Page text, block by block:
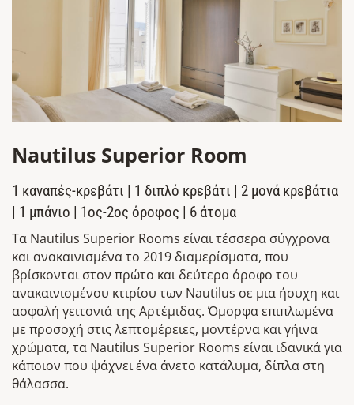
Nautilus Superior Room
1 καναπές-κρεβάτι | 1 διπλό κρεβάτι | 2 μονά κρεβάτια
| 1 μπάνιο | 1ος-2ος όροφος | 6 άτομα
Τα Nautilus Superior Rooms είναι τέσσερα σύγχρονα
και ανακαινισμένα το 2019 διαμερίσματα, που
βρίσκονται στον πρώτο και δεύτερο όροφο του
ανακαινισμένου κτιρίου των Nautilus σε μια ήσυχη και
ασφαλή γειτονιά της Αρτέμιδας. Όμορφα επιπλωμένα
με προσοχή στις λεπτομέρειες, μοντέρνα και γήινα
χρώματα, τα Nautilus Superior Rooms είναι ιδανικά για
κάποιον που ψάχνει ένα άνετο κατάλυμα, δίπλα στη
θάλασσα.